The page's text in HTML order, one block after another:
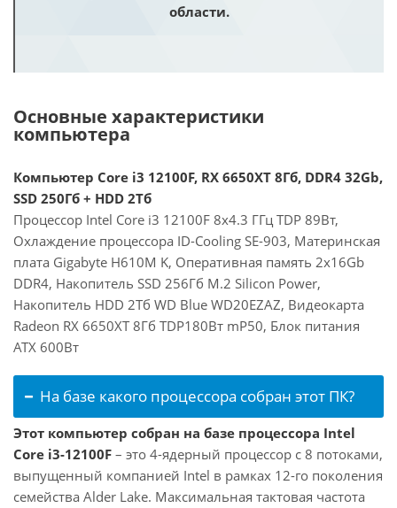
области.
Основные характеристики
компьютера
Компьютер Core i3 12100F, RX 6650XT 8Гб, DDR4 32Gb,
SSD 250Гб + HDD 2Тб
Процессор Intel Core i3 12100F 8x4.3 ГГц TDP 89Вт,
Охлаждение процессора ID-Cooling SE-903, Материнская
плата Gigabyte H610M K, Оперативная память 2x16Gb
DDR4, Накопитель SSD 256Гб M.2 Silicon Power,
Накопитель HDD 2Тб WD Blue WD20EZAZ, Видеокарта
Radeon RX 6650XT 8Гб TDP180Вт mP50, Блок питания
ATX 600Вт
На базе какого процессора собран этот ПК?
Этот компьютер собран на базе процессора Intel
Core i3-12100F – это 4-ядерный процессор с 8 потоками,
выпущенный компанией Intel в рамках 12-го поколения
семейства Alder Lake. Максимальная тактовая частота